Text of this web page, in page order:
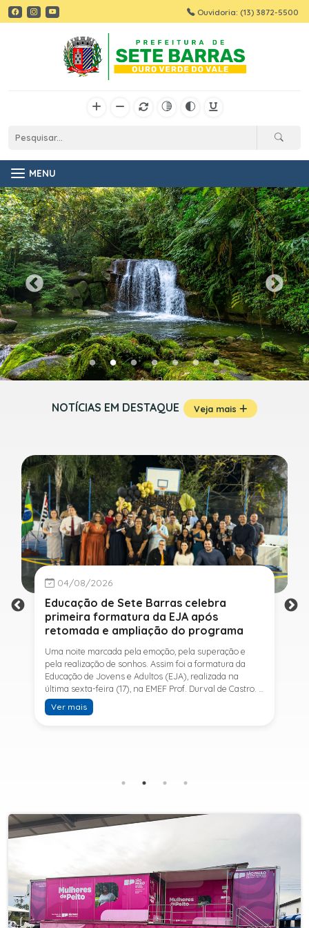
Ouvidoria: (13) 3872-5500
MENU
NOTÍCIAS EM DESTAQUE Veja mais
04/08/2026
Educação de Sete Barras celebra
primeira formatura da EJA após
retomada e ampliação do programa
Uma noite marcada pela emoção, pela superação e
pela realização de sonhos. Assim foi a formatura da
Educação de Jovens e Adultos (EJA), realizada na
última sexta-feira (17), na EMEF Prof. Durval de Castro. A
cerimônia celebrou a conclusão dos estudos de 53
alunos e entrou para a história ao marcar a primeira
SESI, ampliando o acesso à educação e oferecendo uma
retomar os estudos.A última turma da Educação de
Jovens e Adultos formada pelo município foi em 2016,
oferecida em Sete Barras e, a partir de agosto de 2025,
passou por uma importante ampliação. Em parceria
com o SESI, a Prefeitura passou a disponibilizar também
o Ensino Fundamental II (6º ao 9º ano) e o Ensino
Médio, ampliando significativamente as oportunidades
para que jovens e adultos concluam sua formação.A
Ver mais